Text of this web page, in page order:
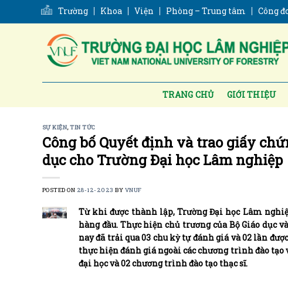
Trường Khoa Viện Phòng – Trung tâm Công
TRANG CHỦ GIỚI THIỆU
SỰ KIỆN,TIN TỨC
Công bố Quyết định và trao giấy
dục cho Trường Đại học Lâm nghiệp
POSTED ON 28-12-2023 BY VNUF
Từ khi được thành lập, Trường Đại học Lâm
hàng đầu. Thực hiện chủ trương của Bộ Giáo dục
nay đã trải qua 03 chu kỳ tự đánh giá và 02 lần
thực hiện đánh giá ngoài các chương trình đào tạo
đại học và 02 chương trình đào tạo thạc sĩ.